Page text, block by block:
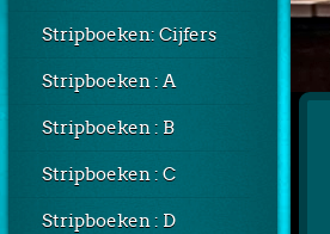
Stripboeken: Cijfers
Stripboeken : A
Stripboeken : B
Stripboeken : C
Stripboeken : D